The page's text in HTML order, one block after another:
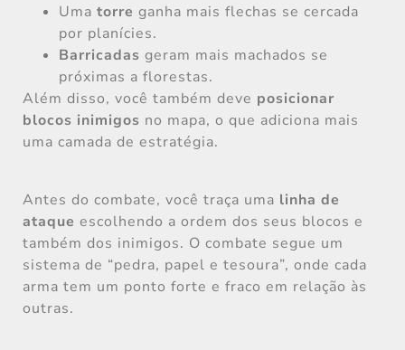
Uma torre ganha mais flechas se cercada
por planícies.
Barricadas geram mais machados se
próximas a florestas.
Além disso, você também deve posicionar
blocos inimigos no mapa, o que adiciona mais
uma camada de estratégia.
Antes do combate, você traça uma linha de
ataque escolhendo a ordem dos seus blocos e
também dos inimigos. O combate segue um
sistema de “pedra, papel e tesoura”, onde cada
arma tem um ponto forte e fraco em relação às
outras.